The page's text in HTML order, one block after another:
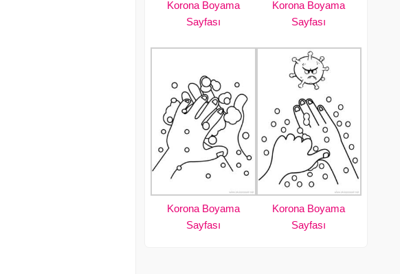
Korona Boyama
Sayfası
Korona Boyama
Sayfası
Korona Boyama
Sayfası
Korona Boyama
Sayfası